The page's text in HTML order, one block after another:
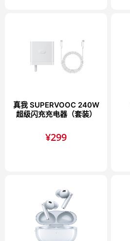
真我 SUPERVOOC 240W
超级闪充充电器（套装）
¥299